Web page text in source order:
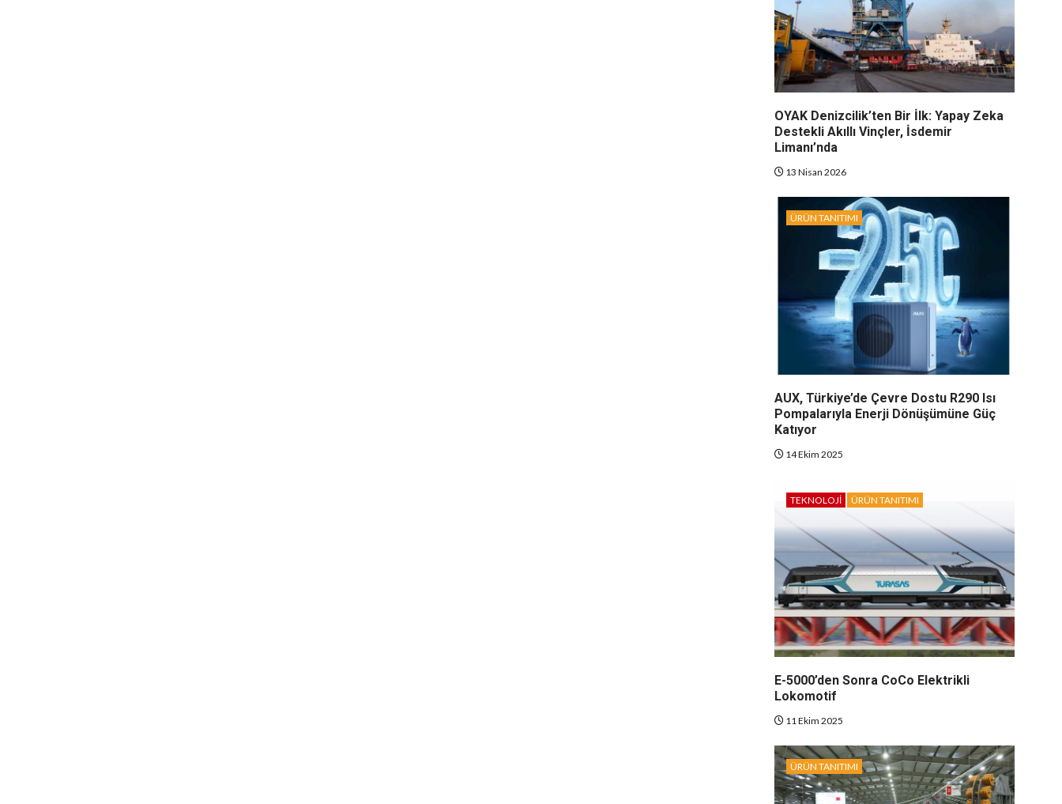
OYAK Denizcilik’ten Bir İlk: Yapay Zeka
Destekli Akıllı Vinçler, İsdemir
Limanı’nda
13 Nisan 2026
ÜRÜN TANITIMI
AUX, Türkiye’de Çevre Dostu R290 Isı
Pompalarıyla Enerji Dönüşümüne Güç
Katıyor
14 Ekim 2025
TEKNOLOJI ÜRÜN TANITIMI
E-5000’den Sonra CoCo Elektrikli
Lokomotif
11 Ekim 2025
ÜRÜN TANITIMI